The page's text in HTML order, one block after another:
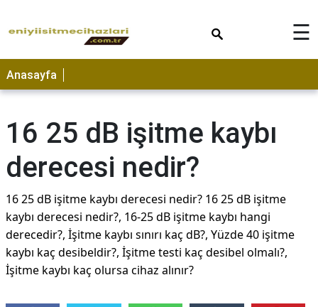
☰
Anasayfa
16 25 dB işitme kaybı
derecesi nedir?
16 25 dB işitme kaybı derecesi nedir? 16 25 dB işitme
kaybı derecesi nedir?, 16-25 dB işitme kaybı hangi
derecedir?, İşitme kaybı sınırı kaç dB?, Yüzde 40 işitme
kaybı kaç desibeldir?, İşitme testi kaç desibel olmalı?,
İşitme kaybı kaç olursa cihaz alınır?